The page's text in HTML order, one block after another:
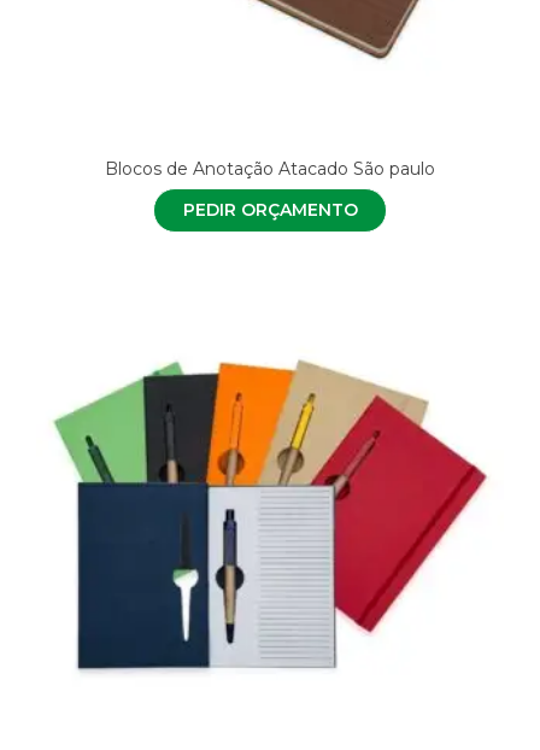
Blocos de Anotação Atacado São paulo
PEDIR ORÇAMENTO